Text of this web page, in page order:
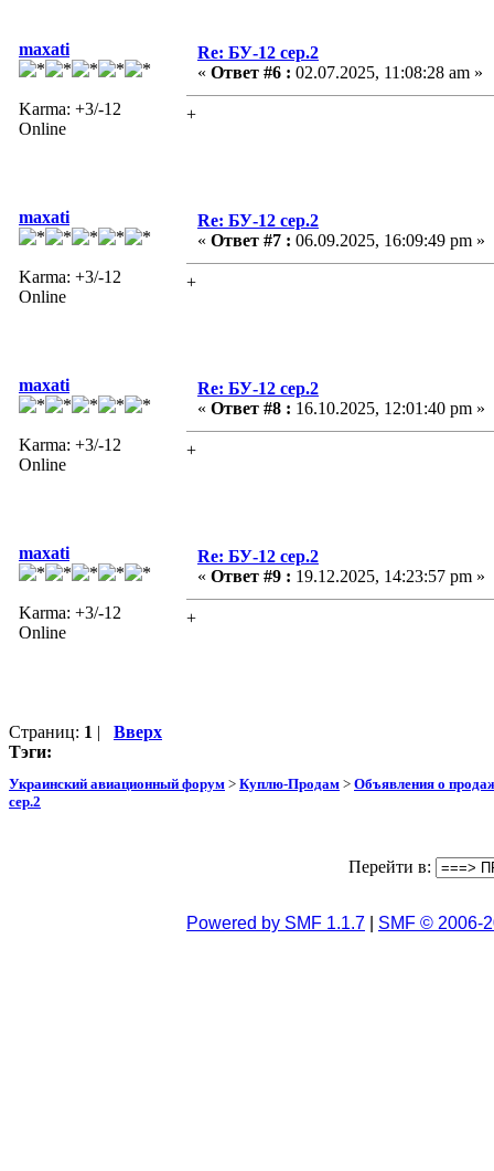
maxati
Karma: +3/-12
Online
Re: БУ-12 сер.2
« Ответ #6 : 02.07.2025, 11:08:28 am »
+
maxati
Karma: +3/-12
Online
Re: БУ-12 сер.2
« Ответ #7 : 06.09.2025, 16:09:49 pm »
+
maxati
Karma: +3/-12
Online
Re: БУ-12 сер.2
« Ответ #8 : 16.10.2025, 12:01:40 pm »
+
maxati
Karma: +3/-12
Online
Re: БУ-12 сер.2
« Ответ #9 : 19.12.2025, 14:23:57 pm »
+
Страниц: 1 | Вверх
Тэги:
Украинский авиационный форум > Куплю-Продам > Объявления о
сер.2
Перейти в:
Powered by SMF 1.1.7 SMF © 2006-